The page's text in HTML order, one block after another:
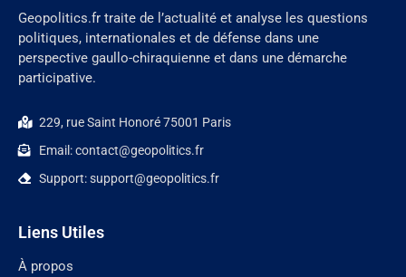
Geopolitics.fr traite de l’actualité et analyse les questions
politiques, internationales et de défense dans une
perspective gaullo-chiraquienne et dans une démarche
participative.
229, rue Saint Honoré 75001 Paris
Email: contact@geopolitics.fr
Support: support@geopolitics.fr
Liens Utiles
À propos